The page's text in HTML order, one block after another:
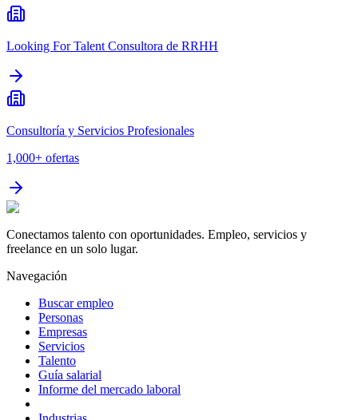
Looking For Talent Consultora de RRHH
Consultoría y Servicios Profesionales
1,000+ ofertas
Conectamos talento con oportunidades. Empleo, servicios y
freelance en un solo lugar.
Navegación
Buscar empleo
Personas
Empresas
Servicios
Talento
Guía salarial
Informe del mercado laboral